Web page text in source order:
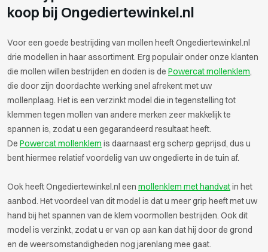
koop bij Ongediertewinkel.nl
Voor een goede bestrijding van mollen heeft Ongediertewinkel.nl
drie modellen in haar assortiment. Erg populair onder onze klanten
die mollen willen bestrijden en doden is de Powercat mollenklem,
die door zijn doordachte werking snel afrekent met uw
mollenplaag. Het is een verzinkt model die in tegenstelling tot
klemmen tegen mollen van andere merken zeer makkelijk te
spannen is, zodat u een gegarandeerd resultaat heeft.
De Powercat mollenklem is daarnaast erg scherp geprijsd, dus u
bent hiermee relatief voordelig van uw ongedierte in de tuin af.
Ook heeft Ongediertewinkel.nl een mollenklem met handvatin het
aanbod. Het voordeel van dit model is dat u meer grip heeft met uw
hand bij het spannen van de klem voormollen bestrijden. Ook dit
model is verzinkt, zodat u er van op aan kan dat hij door de grond
en de weersomstandigheden nog jarenlang mee gaat.